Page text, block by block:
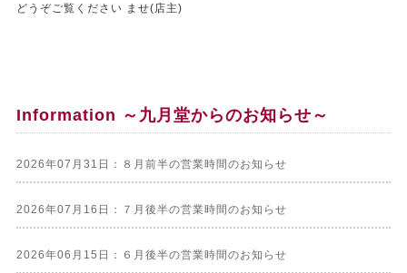
どうぞご覧ください ませ(店主)
Information ～九月堂からのお知らせ～
2026年07月31日：８月前半の営業時間のお知らせ
2026年07月16日：７月後半の営業時間のお知らせ
2026年06月15日：６月後半の営業時間のお知らせ